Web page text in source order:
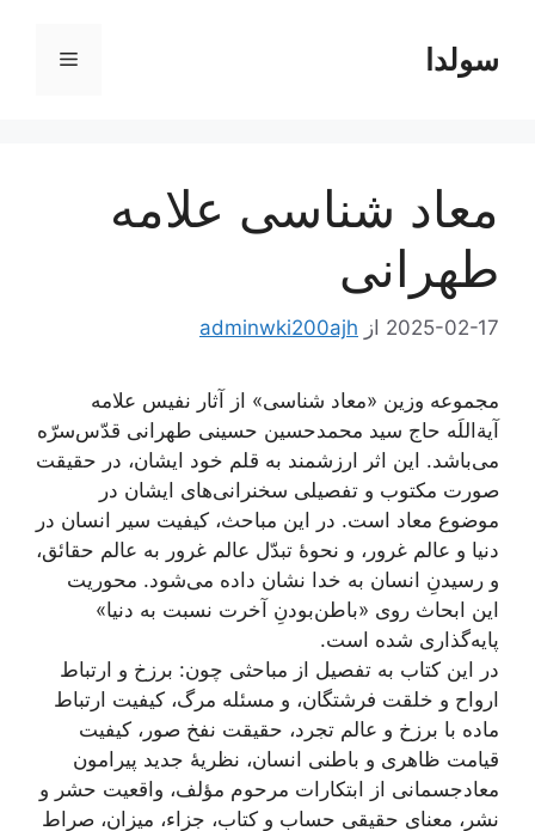
محتواسولدا فهرست
معاد شناسی علامه
طهرانی
2025-02-17 از adminwki200ajh
مجموعه وزین «معاد‌ شناسی» از آثار نفیس علامه
آیة‌اللَه حاج سید محمدحسین حسینی طهرانی قدّس‌سرّه
می‌باشد. این اثر ارزشمند به قلم خود ایشان، در حقیقت
صورت مکتوب و تفصیلی سخنرانی‌های ایشان در
موضوع معاد است. در این مباحث، کیفیت سیر انسان در
دنیا و عالم غرور، و نحوۀ تبدّل عالم غرور به عالم حقائق،
و رسیدنِ انسان به خدا نشان داده می‌شود. محوریت
این ابحاث روی «باطن‌بودنِ آخرت نسبت به دنیا»
پایه‌گذاری شده است.
در این کتاب به تفصیل از مباحثی چون: برزخ و ارتباط
ارواح و خلقت فرشتگان، و مسئله مرگ، کیفیت ارتباط
ماده با برزخ و عالم تجرد، حقیقت نفخ صور، کیفیت
قیامت ظاهری و باطنی انسان، نظریۀ جدید پیرامون
معاد‌جسمانی از ابتکارات مرحوم مؤلف، واقعیت حشر و
نشر، معنای حقیقی حساب و کتاب، جزاء، میزان، صراط